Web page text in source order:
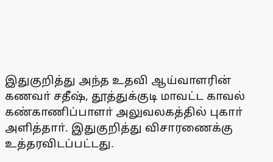
இதுகுறித்து அந்த உதவி ஆய்வாளரின்
கணவா் சதீஷ், தூத்துக்குடி மாவட்ட காவல்
கண்காணிப்பாளா் அலுவலகத்தில் புகாா்
அளித்தாா். இதுகுறித்து விசாரணைக்கு
உத்தரவிடப்பட்டது.